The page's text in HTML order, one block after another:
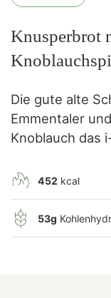
Knusperbrot
Die gute alte
Emmentaler
Knoblauch das
452 kcal
53g